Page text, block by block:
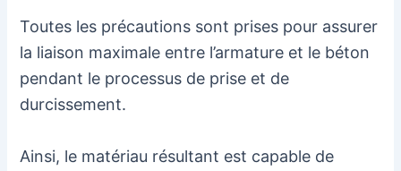
Toutes les précautions sont prises pour assurer
la liaison maximale entre l’armature et le béton
pendant le processus de prise et de
durcissement.
Ainsi, le matériau résultant est capable de